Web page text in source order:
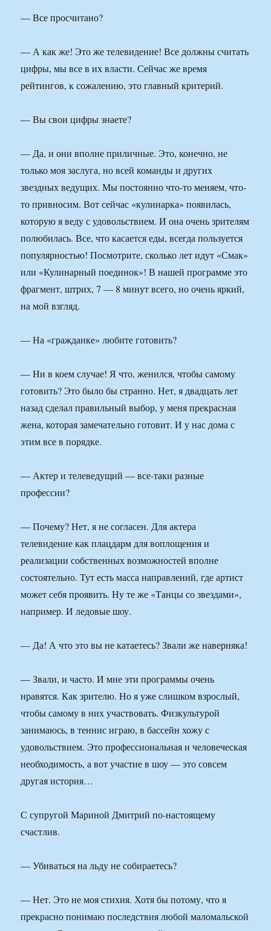
— Все просчитано?
— А как же! Это же телевидение! Все должны считать
цифры, мы все в их власти. Сейчас же время
рейтингов, к сожалению, это главный критерий.
— Вы свои цифры знаете?
— Да, и они вполне приличные. Это, конечно, не
только моя заслуга, но всей команды и других
звездных ведущих. Мы постоянно что-то меняем, что-
то привносим. Вот сейчас «кулинарка» появилась,
которую я веду с удовольствием. И она очень зрителям
полюбилась. Все, что касается еды, всегда пользуется
популярностью! Посмотрите, сколько лет идут «Смак»
или «Кулинарный поединок»! В нашей программе это
фрагмент, штрих, 7 — 8 минут всего, но очень яркий,
на мой взгляд.
— На «гражданке» любите готовить?
— Ни в коем случае! Я что, женился, чтобы самому
готовить? Это было бы странно. Нет, я двадцать лет
назад сделал правильный выбор, у меня прекрасная
жена, которая замечательно готовит. И у нас дома с
этим все в порядке.
— Актер и телеведущий — все-таки разные
профессии?
— Почему? Нет, я не согласен. Для актера
телевидение как плацдарм для воплощения и
реализации собственных возможностей вполне
состоятельно. Тут есть масса направлений, где артист
может себя проявить. Ну те же «Танцы со звездами»,
например. И ледовые шоу.
— Да! А что это вы не катаетесь? Звали же наверняка!
— Звали, и часто. И мне эти программы очень
нравятся. Как зрителю. Но я уже слишком взрослый,
чтобы самому в них участвовать. Физкультурой
занимаюсь, в теннис играю, в бассейн хожу с
удовольствием. Это профессиональная и человеческая
необходимость, а вот участие в шоу — это совсем
другая история…
С супругой Мариной Дмитрий по-настоящему
счастлив.
— Убиваться на льду не собираетесь?
— Нет. Это не моя стихия. Хотя бы потому, что я
прекрасно понимаю последствия любой маломальской